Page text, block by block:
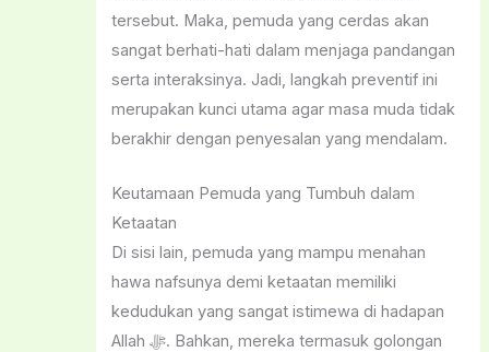
tersebut. Maka, pemuda yang cerdas akan
sangat berhati-hati dalam menjaga pandangan
serta interaksinya. Jadi, langkah preventif ini
merupakan kunci utama agar masa muda tidak
berakhir dengan penyesalan yang mendalam.
Keutamaan Pemuda yang Tumbuh dalam
Ketaatan
Di sisi lain, pemuda yang mampu menahan
hawa nafsunya demi ketaatan memiliki
kedudukan yang sangat istimewa di hadapan
Allah ﷻ. Bahkan, mereka termasuk golongan